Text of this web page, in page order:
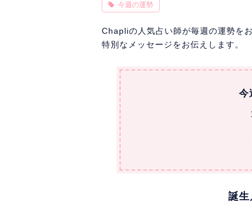
今週の運勢
Chapliの人気占い師が毎週の運勢を
特別なメッセージをお伝えします。
今
誕生